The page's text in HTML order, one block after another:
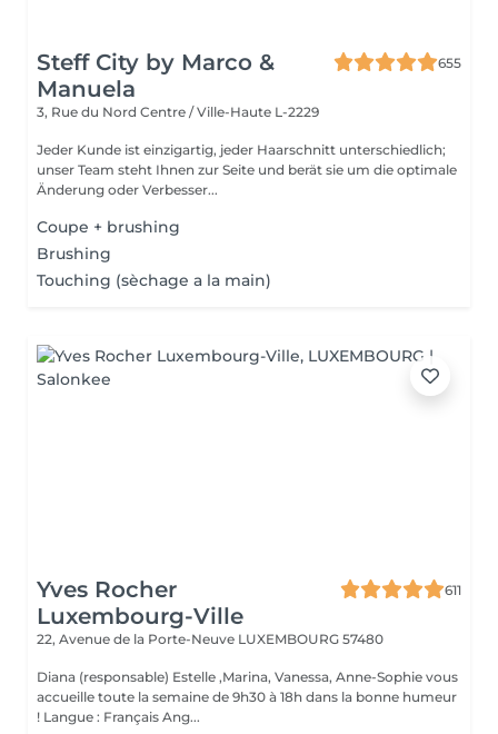
Steff City by Marco &
Manuela
655
3, Rue du Nord Centre / Ville-Haute L-2229
Jeder Kunde ist einzigartig, jeder Haarschnitt unterschiedlich;
unser Team steht Ihnen zur Seite und berät sie um die optimale
Änderung oder Verbesser...
Coupe + brushing
Brushing
Touching (sèchage a la main)
Yves Rocher
Luxembourg-Ville
611
22, Avenue de la Porte-Neuve LUXEMBOURG 57480
Diana (responsable) Estelle ,Marina, Vanessa, Anne-Sophie vous
accueille toute la semaine de 9h30 à 18h dans la bonne humeur
! Langue : Français Ang...